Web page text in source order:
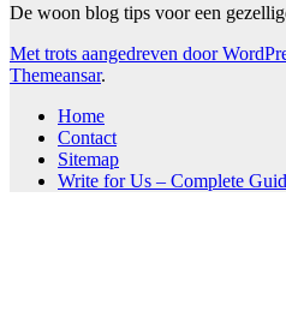
De woon blog tips voor een
Met trots aangedreven door
Themeansar.
Home
Contact
Sitemap
Write for Us – Complete